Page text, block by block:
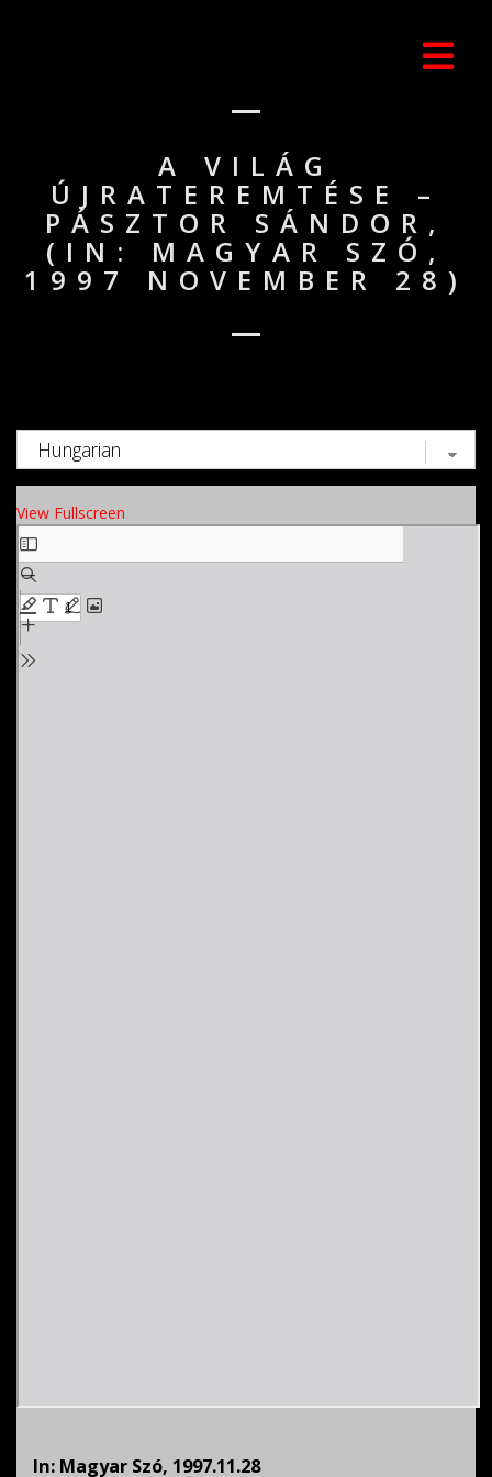
A VILÁG
ÚJRATEREMTÉSE –
PÁSZTOR SÁNDOR,
(IN: MAGYAR SZÓ,
1997 NOVEMBER 28)
View Fullscreen
In: Magyar Szó, 1997.11.28